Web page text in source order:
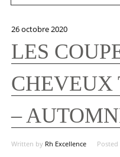
26 octobre 2020
LES
CHEVEUX
–
Written by Rh Excellence Posted